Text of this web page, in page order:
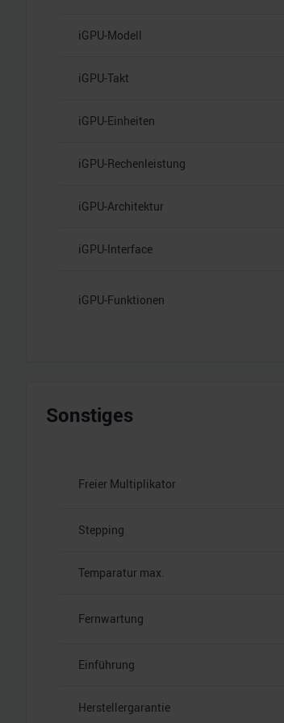
iGPU-Modell
iGPU-Takt
iGPU-Einheiten
iGPU-Rechenleistung
iGPU-Architektur
iGPU-Interface
iGPU-Funktionen
Sonstiges
Freier Multiplikator
Stepping
Temparatur max.
Fernwartung
Einführung
Herstellergarantie